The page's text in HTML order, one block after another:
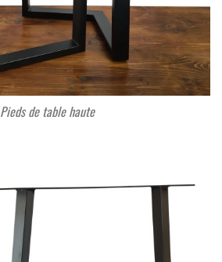
Pieds de table haute